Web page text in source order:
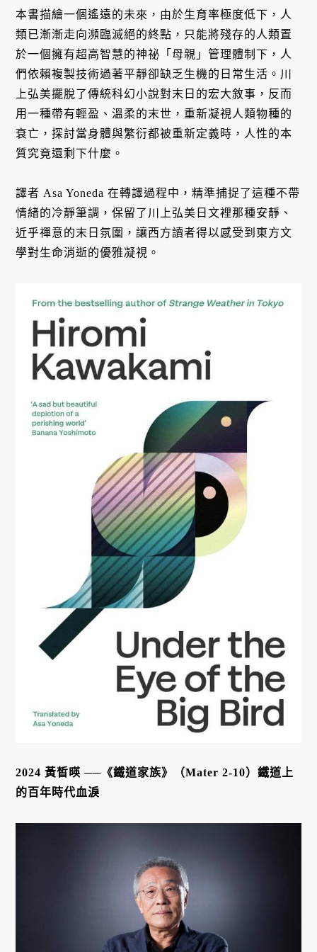
本書描繪一個遙遠的未來，由於生育率極度低下，人
類已漸漸走向瀕臨滅絕的終點，只能將殘存的人類置
於一個擁有超高智慧的神祕「母親」管理體制下，人
們依賴複製技術過著平靜卻缺乏生機的日常生活。川
上弘美擺脫了傳統科幻小說對末日的宏大敘事，反而
用一種帶有輕盈、溫柔的末世，重新凝視人類物種的
衰亡，探討當身體與繁衍都被重新定義時，人性的本
質究竟還剩下什麼。
譯者 Asa Yoneda 在轉譯過程中，精準捕捉了這種不帶
情緒的冷靜筆調，保留了川上弘美日文裡那種安靜、
近乎禪意的末日氛圍，讓西方讀者得以感受到東方文
學對生命消逝的優雅凝視。
2024 黃皙暎 ──《鐵道家族》（Mater 2-10）鐵道上
的百年時代血淚